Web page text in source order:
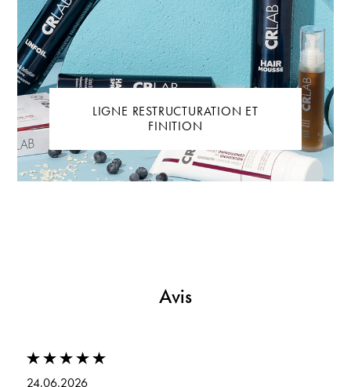
LIGNE RESTRUCTURATION ET
FINITION
Avis
24.06.2026